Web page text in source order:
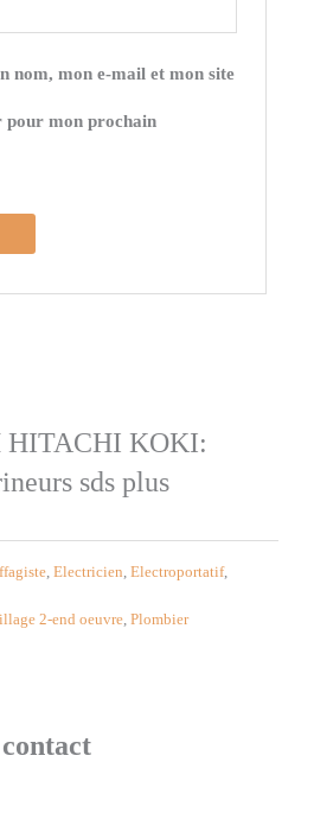
nom, mon e-mail et mon site
pour mon prochain
KOKI:
sds plus
, Electricien, Electroportatif,
2-end oeuvre, Plombier